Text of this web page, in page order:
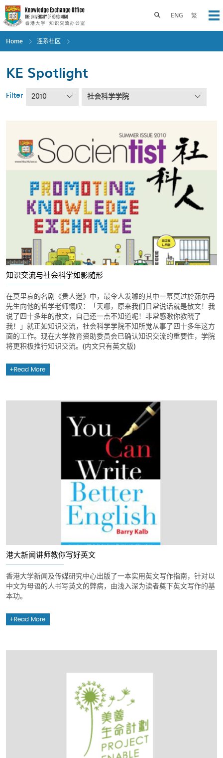
Skip
to
main
content
ENG 繁
Toggle search panel
Home 连系社区
KE Spotlight
Filter 2010 社会科学学院
知识交流与社会科学如影随形
在莫里哀的名剧《贵人迷》中，最令人发噱的其中一幕莫过於茹尔丹
先生向他的哲学老师慨叹：「天哪，原来我们日常说话就是散文！我
说了四十多年的散文，自己还一点不知道呢！非常感激你教晓了
我！」就正如知识交流，社会科学学院不知所觉从事了四十多年这方
面的工作。现在大学教育资助委员会已确认知识交流的重要性，学院
将更积极推行知识交流。(内文只有英文版)
Read More
港大新闻讲师教你写好英文
香港大学新闻及传媒研究中心出版了一本实用英文写作指南，针对以
中文为母语的人书写英文的弊病，由浅入深为读者奠下英文写作的基
本功。
Read More